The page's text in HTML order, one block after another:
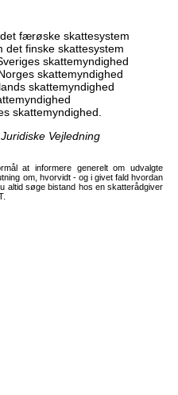
færøske skattesystem
det finske skattesystem
skattemyndighed
skattemyndighed
skattemyndighed
skattemyndighed.
Vejledning
at informere generelt om udvalgte
om, hvorvidt - og i givet fald hvordan
altid søge bistand hos en skatterådgiver